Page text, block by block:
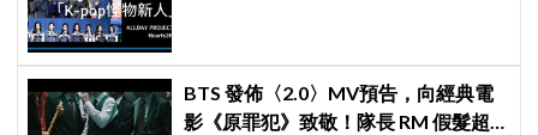
BTS 發佈〈2.0〉MV預告，向經典電
影《原罪犯》致敬！隊長 RM 假髮超